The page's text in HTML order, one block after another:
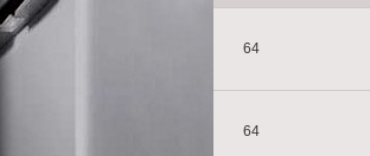
64
64